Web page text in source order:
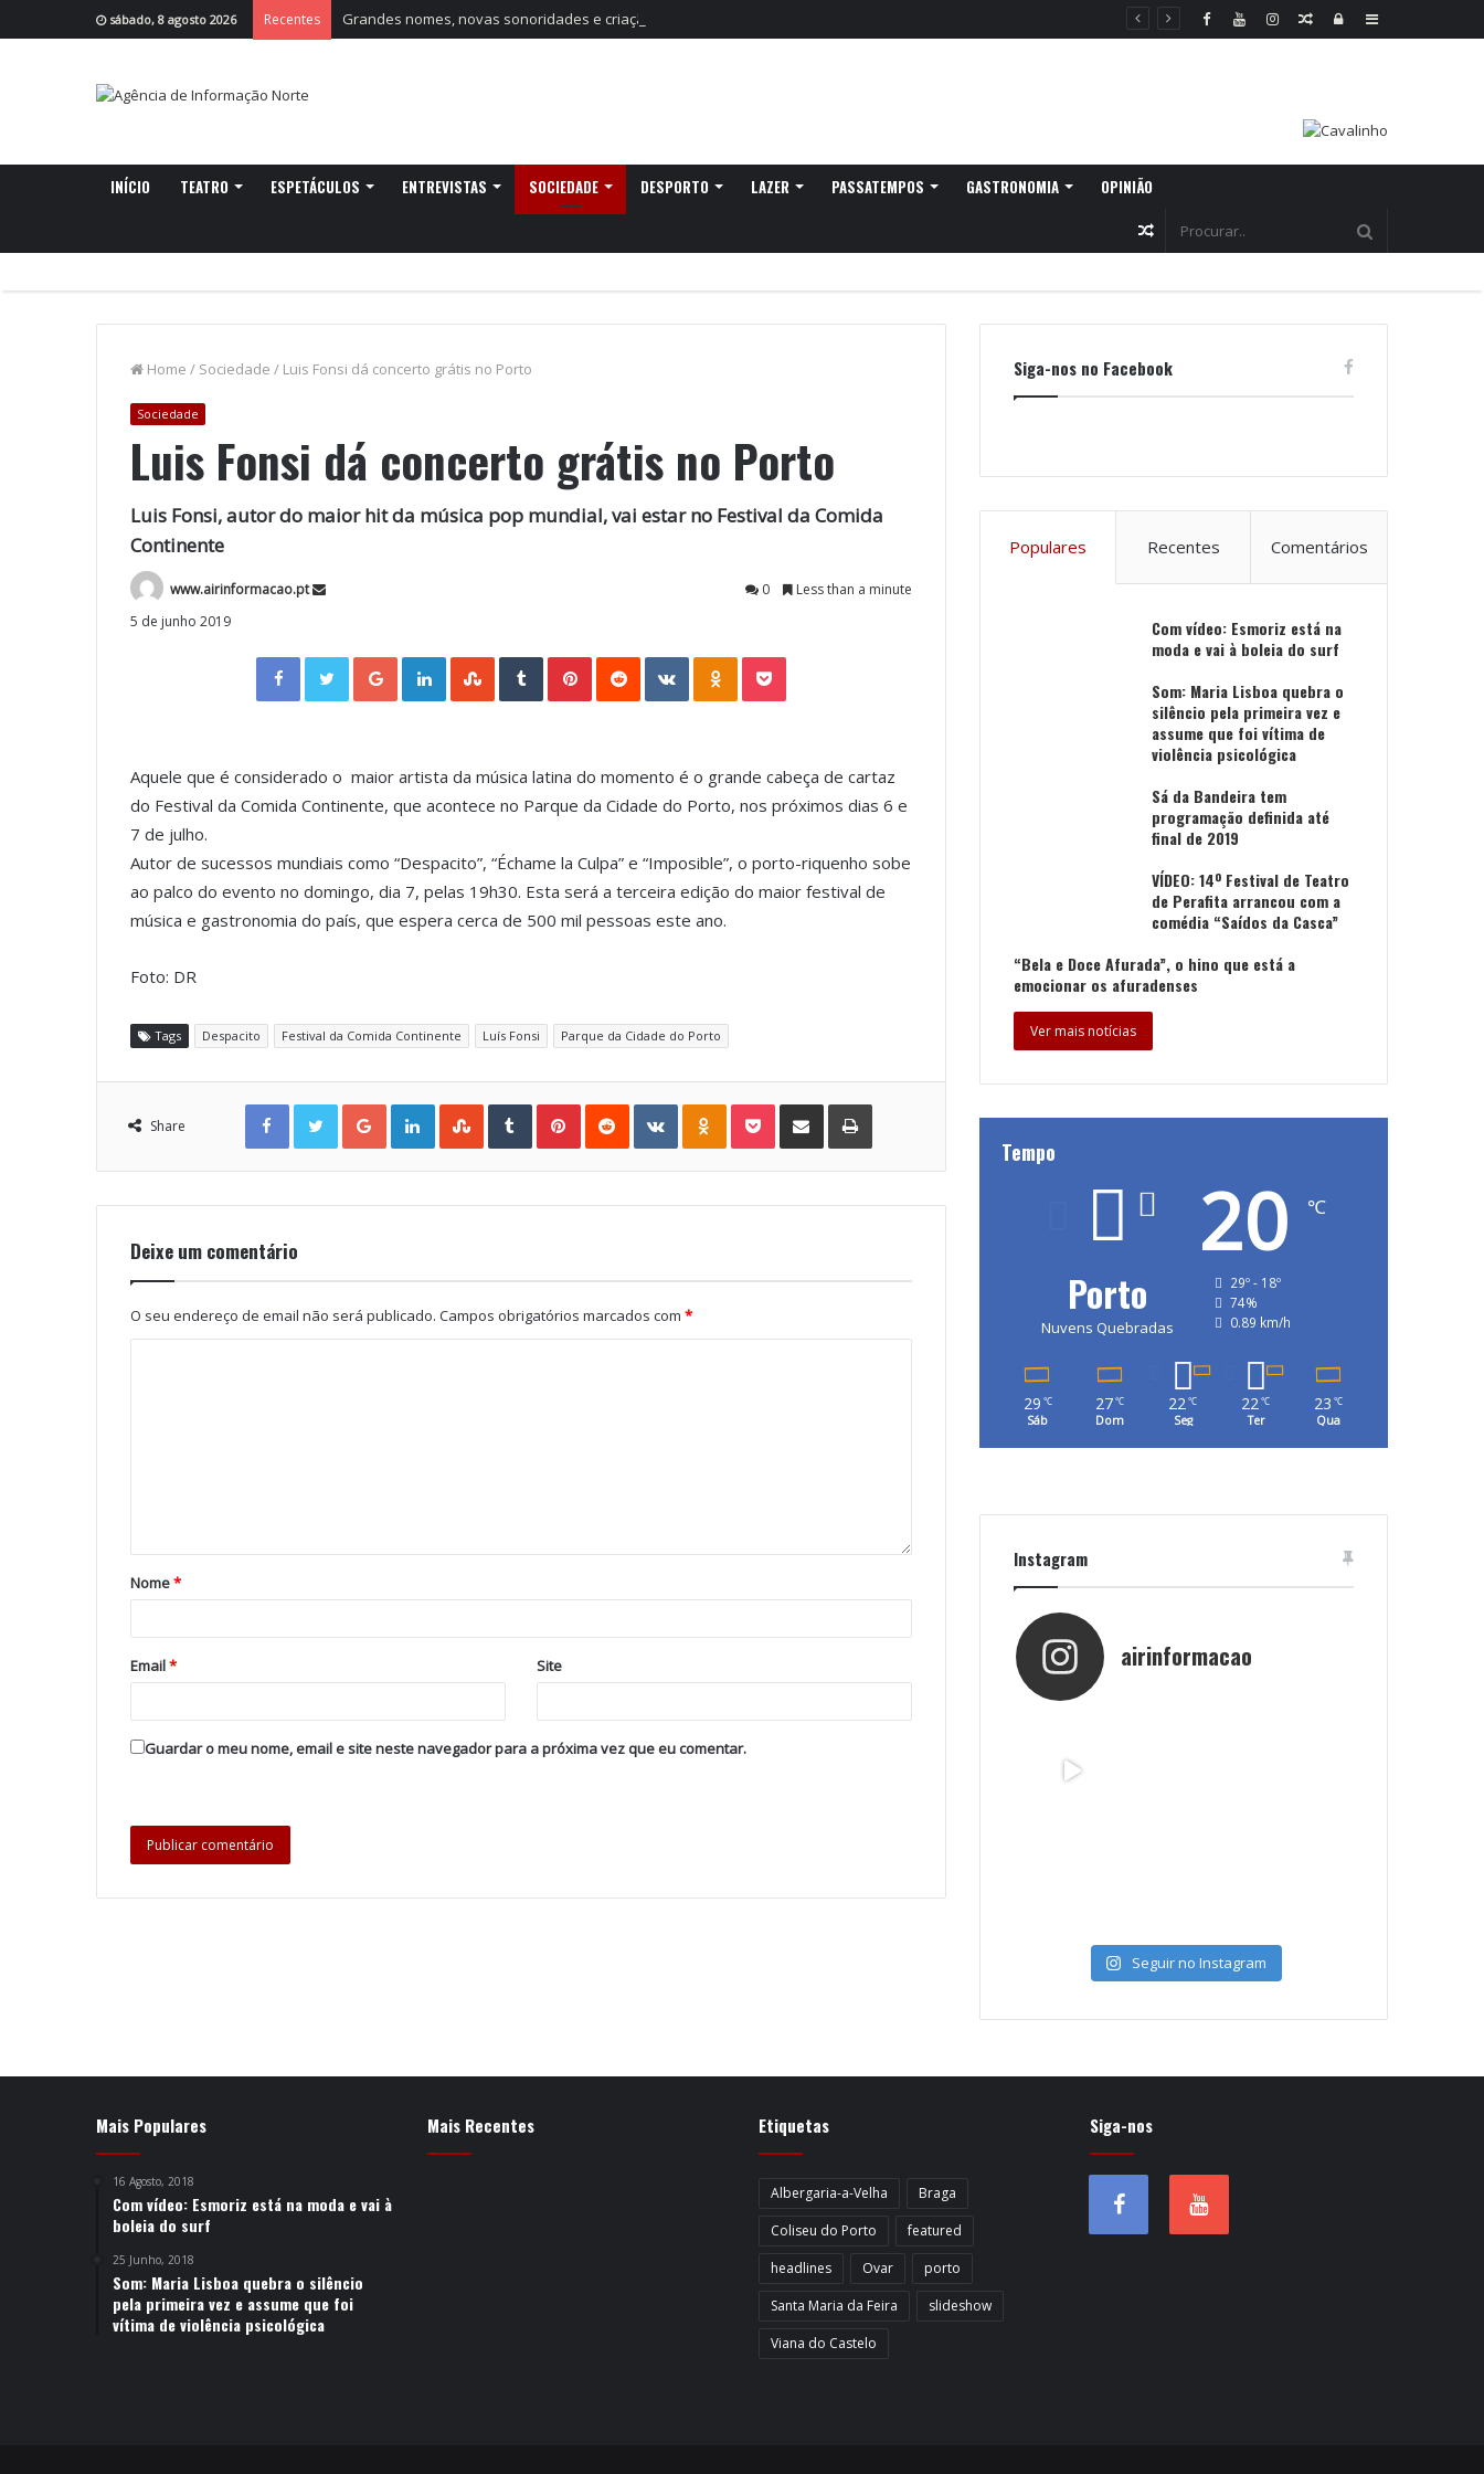
sábado, 8 agosto 2026 Recentes Grandes nomes, novas sonoridades e criação artística marcam a nova temporada do CTAL Sidebar
Log
Random
INÍCIO TEATRO ESPETÁCULOS ENTREVISTAS SOCIEDADE DESPORTO LAZER PASSATEMPOS GASTRONOMIA OPINIÃO
Random
Home / Sociedade / Luis Fonsi dá concerto grátis no Porto
Sociedade
Luis Fonsi dá concerto grátis no Porto
Luis Fonsi, autor do maior hit da música pop mundial, vai estar no Festival da Comida
Continente
www.airinformacao.pt 0
Less than a minute
5 de junho 2019
Facebook Twitter Google+ LinkedIn StumbleUpon Tumblr VKontakte
Aquele que é considerado o maior artista da música latina do momento é o grande cabeça de cartaz
do Festival da Comida Continente, que acontece no Parque da Cidade do Porto, nos próximos dias 6 e
7 de julho.
Autor de sucessos mundiais como “Despacito”, “Échame la Culpa” e “Imposible”, o porto-riquenho sobe
ao palco do evento no domingo, dia 7, pelas 19h30. Esta será a terceira edição do maior festival de
música e gastronomia do país, que espera cerca de 500 mil pessoas este ano.
Foto: DR
Tags Despacito Festival da Comida Continente Luís Fonsi Parque da Cidade do Porto
Share
Facebook Twitter Google+ LinkedIn StumbleUpon Tumblr Pinterest Reddit VKontakte Odnoklassniki Pocket Share via Email Print
Deixe um comentário
O seu endereço de email não será publicado. Campos obrigatórios marcados com *
Nome*
Email* Site
Guardar o meu nome, email e site neste navegador para a próxima vez que eu comentar.
Siga-nos no Facebook
Populares Recentes Comentários
Com vídeo: Esmoriz está na
moda e vai à boleia do surf
Som: Maria Lisboa quebra o
silêncio pela primeira vez e
assume que foi vítima de
violência psicológica
Sá da Bandeira tem
programação definida até
final de 2019
VÍDEO: 14º Festival de Teatro
de Perafita arrancou com a
comédia “Saídos da Casca”
“Bela e Doce Afurada”, o hino que está a
emocionar os afuradenses
Ver mais notícias
Tempo
Porto
Nuvens Quebradas
20 ℃
29º - 18º
74%
0.89 km/h
29 ℃
Sáb
27℃
Dom
22℃
Seg
22℃
Ter
23 ℃
Qua
Instagram
airinformacao
Seguir no Instagram
Mais Populares
16 Agosto, 2018
Com vídeo: Esmoriz está na moda e vai à
boleia do surf
25 Junho, 2018
Som: Maria Lisboa quebra o silêncio
pela primeira vez e assume que foi
vítima de violência psicológica
Mais Recentes Etiquetas
Albergaria-a-Velha
Braga
Coliseu do Porto
featured
headlines
Ovar
porto
Santa Maria da Feira
slideshow
Viana do Castelo
Siga-nos